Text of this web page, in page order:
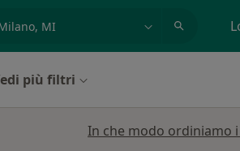
più filtri
In che modo ordiniamo